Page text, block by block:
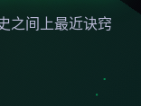
之间上最近诀窍